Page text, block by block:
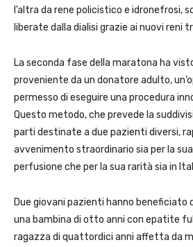
l’altra da rene policistico e idronefrosi,
liberate dalla dialisi grazie ai nuovi reni
La seconda fase della maratona ha
proveniente da un donatore adulto,
permesso di eseguire una procedura
Questo metodo, che prevede la
parti destinate a due pazienti diversi,
avvenimento straordinario sia per la
perfusione che per la sua rarità sia in
Due giovani pazienti hanno beneficiato
una bambina di otto anni con epatite
ragazza di quattordici anni affetta da